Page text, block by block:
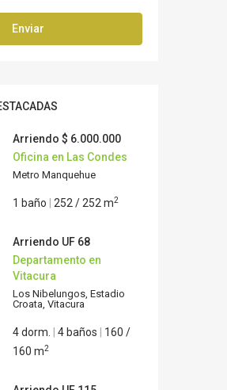
Enviar
Arriendo $ 6.000.000
Oficina en Las Condes
Metro Manquehue
1 baño 252 / 252 m2
Arriendo UF 68
Departamento en
Vitacura
Los Nibelungos, Estadio
Croata, Vitacura
4 dorm. 4 baños
160 /
160 m2